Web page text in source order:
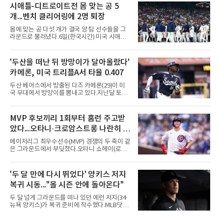
시애틀-디트로이트전 몸 맞는 공 5
개...벤치 클리어링에 2명 퇴장
몸에 맞는 공 다섯 개가 결국 양 팀 선수들을 그
라운드로 불러냈다.6일(한국시간) 미국 시애틀
로이트 타이거스의 경기에서 벤치 클리어링이
벌어졌다. 난투극으로 번지지는 않았으나 좌완
게이브 스파이어와 댄 윌슨 시애틀 감독이 퇴장
당했다.발단은 선발이었다. 시애틀 브라이언 우
가 디트로이트 타자를 세 차례 맞혔다. 다만 팔꿈
치 보호대에 맞거나 변화구에 발이 스치는 수준
이어서 치명적이지는 않았다.분위기는 그다음에
리를 맞혔다. 토레스와 시애틀 포수 칼 롤리가 말
을 주고받자 AJ 힌치 디
'두산을 떠난 뒤 방망이가 달아올랐다'
카메론, 미국 트리플A서 타율 0.407
두산 베어스에서 방출된 다즈 카메론(29)이 미
국 무대에서 방망이를 뽐내고 있다.지난달 토론
론은 루키리그 2경기를 거쳐 트리플A 버펄로 바
이슨스로 승격한 뒤 연일 뜨거운 타격감을 보이
고 있다.수치가 압도적이다. 트리플A 15경기에
서 타율 0.407(54타수 22안타), 2홈런, 10타점,
8도루를 기록 중이며 OPS는 1.151에 이른다.
15경기 중 14경기에서 안타를 만들었고 최근 7
경기 연속 안타도 이어갔다.6일(한국시간) 노퍽
을 놓았고, 버펄로는 이 회에만 5점을 뽑아 7-6
역전승을 거뒀다.한국에서의 성적도
MVP 후보끼리 1회부터 홈런 주고받
았다...오타니·크로암스트롱 나란히 홈
런 맞불
메이저리그 최우수선수(MVP) 경쟁의 두 축이 같
은 그라운드에서 부딪쳤다.오타니 쇼헤이(로스
컵스)은 6일(한국시간) 미국 시카고 리글리필드
에서 나란히 홈런 두 방씩을 주고받았다.첫 회부
터 불이 붙었다. 1회초 선두타자 오타니가 컵스
선발 이마나가 쇼타를 상대로 우월 솔로 홈런을
뽑자, 1회말 크로암스트롱이 다저스 선발 에릭
라워를 상대로 중월 솔로 홈런으로 응수했다. 최
근 50년간 리글리필드에서 1회 양 팀 선두타자
'두 달 만에 다시 뛰었다' 양키스 저지
복귀 시동..."올 시즌 안에 돌아온다"
두 달 넘게 그라운드를 떠나 있던 에런 저지(34·
뉴욕 양키스)가 복귀 준비에 착수했다.MLB닷컴